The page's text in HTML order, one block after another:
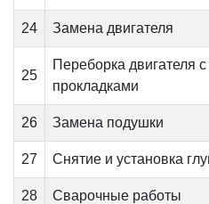
24 Замена двигателя
25
Переборка двигателя
прокладками
26 Замена подушки
27 Снятие и установка
28 Сварочные работы